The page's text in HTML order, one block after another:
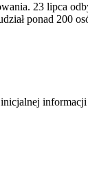
23 lipca
ponad 200